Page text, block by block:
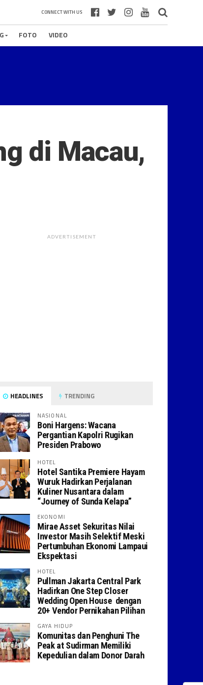
CONNECT WITH US
FOTO VIDEO
di Macau,
ADVERTISEMENT
HEADLINES TRENDING
NASIONAL
Boni Hargens: Wacana
Pergantian Kapolri Rugikan
Presiden Prabowo
HOTEL
Hotel Santika Premiere Hayam
Wuruk Hadirkan Perjalanan
Kuliner Nusantara dalam
“Journey of Sunda Kelapa”
EKONOMI
Mirae Asset Sekuritas Nilai
Investor Masih Selektif Meski
Pertumbuhan Ekonomi Lampaui
Ekspektasi
HOTEL
Pullman Jakarta Central Park
Hadirkan One Step Closer
Wedding Open House dengan
20+ Vendor Pernikahan Pilihan
GAYA HIDUP
Komunitas dan Penghuni The
Peak at Sudirman Memiliki
Kepedulian dalam Donor Darah